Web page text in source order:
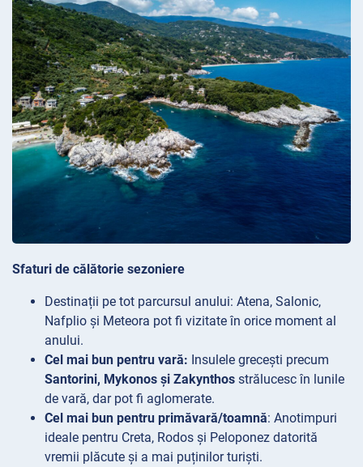
Sfaturi de călătorie sezoniere
Destinații pe tot parcursul anului: Atena, Salonic,
Nafplio și Meteora pot fi vizitate în orice moment al
anului.
Cel mai bun pentru vară: Insulele grecești precum
Santorini, Mykonos și Zakynthos strălucesc în lunile
de vară, dar pot fi aglomerate.
Cel mai bun pentru primăvară/toamnă: Anotimpuri
ideale pentru Creta, Rodos și Peloponez datorită
vremii plăcute și a mai puținilor turiști.